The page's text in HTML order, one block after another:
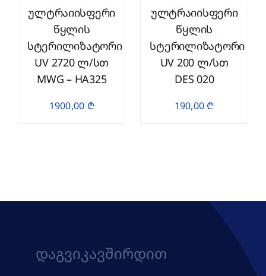
ულტრაიისფერი
წყლის
სტერილიზატორი
UV 2720 ლ/სთ
MWG – HA325
1900,00 ₾
ულტრაიისფერი
წყლის
სტერილიზატორი
UV 200 ლ/სთ
DES 020
190,00 ₾
Დაგვიკავშირდით